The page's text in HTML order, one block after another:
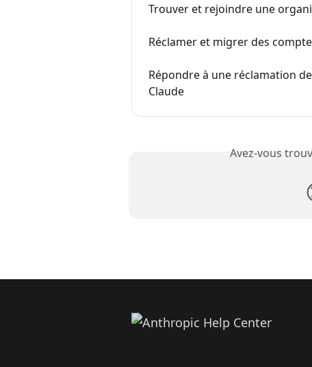
Trouver et rejoindre une
Réclamer et migrer des
Répondre à une réclamation
Claude
Avez-vous